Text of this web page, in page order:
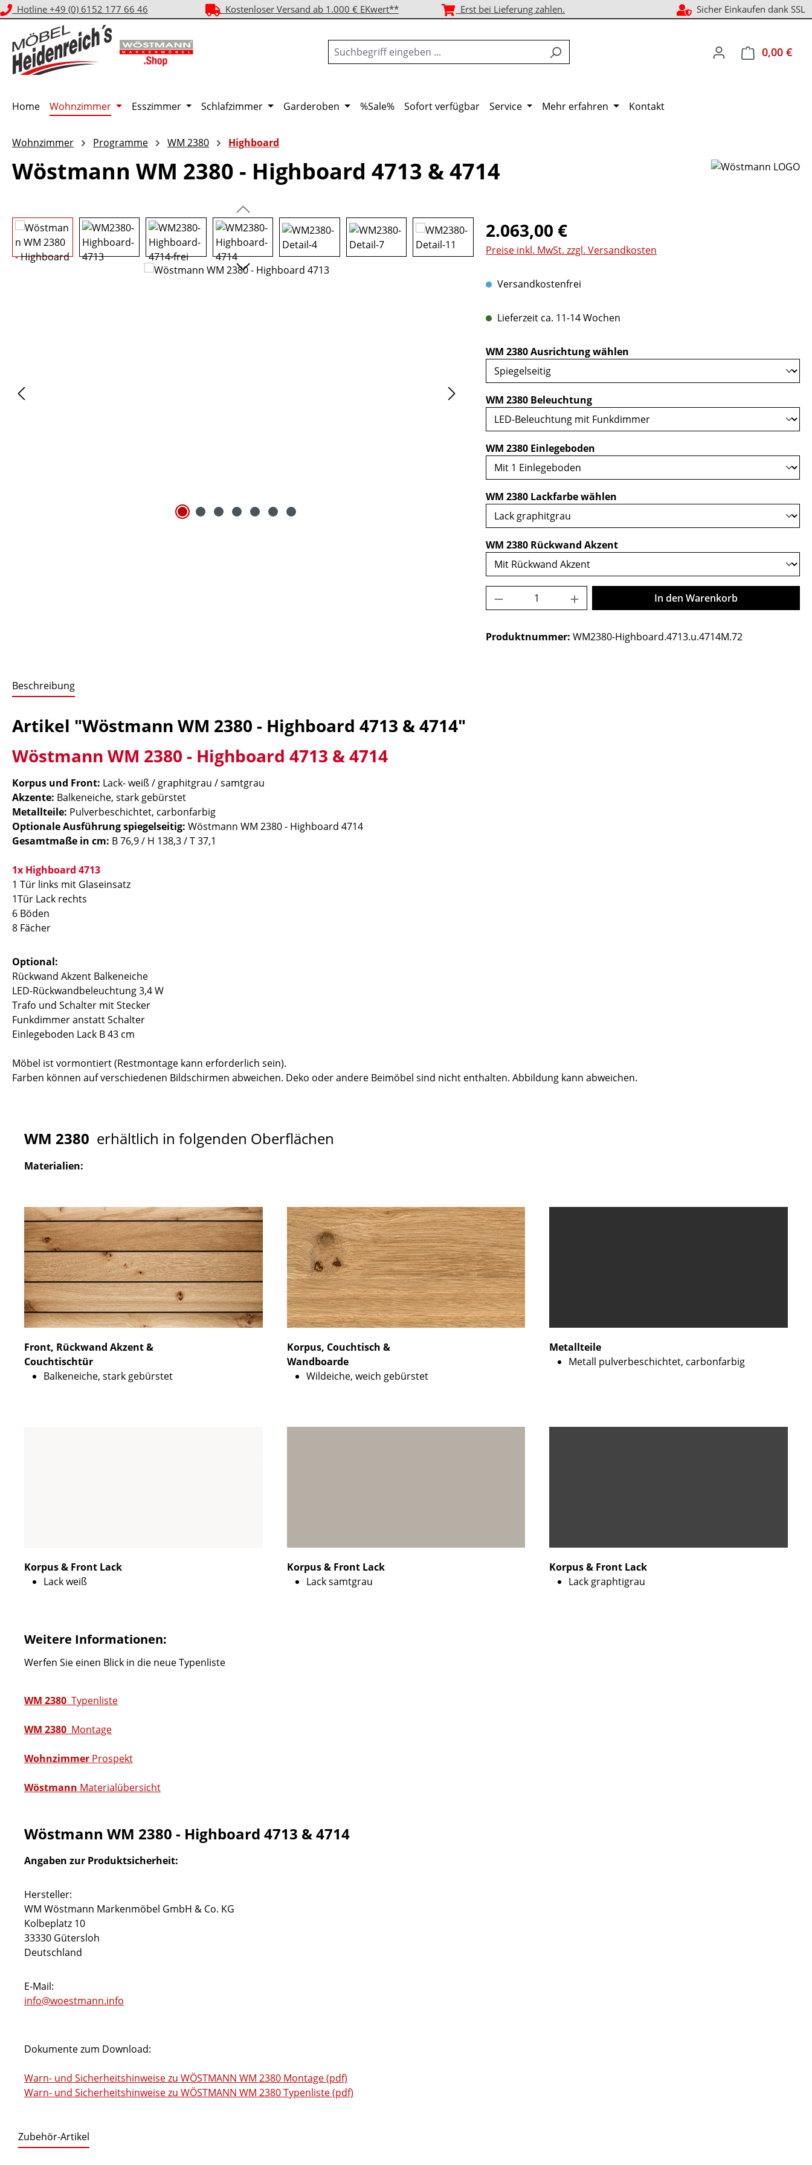
Hauptinhalt springen
Zur Suche springen
Zur Hauptnavigation springen
Hotline +49 (0) 6152 177 66 46 Kostenloser Versand ab 1.000 € EKwert** Erst bei Lieferung zahlen. Sicher Einkaufen dank SSL
0,00 €
Home Wohnzimmer Esszimmer Schlafzimmer Garderoben %Sale% Sofort verfügbar Service Mehr erfahren Kontakt
Wohnzimmer Programme WM 2380 Highboard
Wöstmann WM 2380 - Highboard 4713 & 4714
Bildergalerie überspringen Regulärer Preis:
2.063,00 €
Preise inkl. MwSt. zzgl. Versandkosten
Versandkostenfrei
Lieferzeit ca. 11-14 Wochen
WM 2380 Ausrichtung wählen
WM 2380 Beleuchtungauswählen
WM 2380 Einlegeboden
WM 2380 Lackfarbe wählen
WM 2380 Rückwand Akzentauswählen
Produkt Anzahl: Gib den gewünschten Wert
In den Warenkorb
Produktnummer: WM2380-Highboard.4713.u.4714M.72
Beschreibung
Artikel "Wöstmann WM 2380 - Highboard 4713 & 4714"
Wöstmann WM 2380 - Highboard 4713 & 4714
Korpus und Front: Lack- weiß / graphitgrau / samtgrau
Akzente: Balkeneiche, stark gebürstet
Metallteile: Pulverbeschichtet, carbonfarbig
Optionale Ausführung spiegelseitig: Wöstmann WM 2380 - Highboard 4714
Gesamtmaße in cm: B 76,9 / H 138,3 / T 37,1
1x Highboard 4713
1 Tür links mit Glaseinsatz
1Tür Lack rechts
6 Böden
8 Fächer
Optional:
Rückwand Akzent Balkeneiche
LED-Rückwandbeleuchtung 3,4 W
Trafo und Schalter mit Stecker
Funkdimmer anstatt Schalter
Einlegeboden Lack B 43 cm
Möbel ist vormontiert (Restmontage kann erforderlich sein).
Farben können auf verschiedenen Bildschirmen abweichen. Deko oder andere Beimöbel sind nicht enthalten. Abbildung kann abweichen.
WM 2380 erhältlich in folgenden Oberflächen
Materialien:
Front, Rückwand Akzent &
Couchtischtür
Balkeneiche, stark gebürstet
Korpus, Couchtisch &
Wandboarde
Wildeiche, weich gebürstet
Metallteile
Metall pulverbeschichtet, carbonfarbig
Korpus & Front Lack
Lack weiß
Korpus & Front Lack
Lack samtgrau
Korpus & Front Lack
Lack graphtigrau
Weitere Informationen:
Werfen Sie einen Blick in die neue Typenliste
WM 2380 Typenliste
WM 2380 Montage
Wohnzimmer Prospekt
Wöstmann Materialübersicht
Wöstmann WM 2380 - Highboard 4713 & 4714
Angaben zur Produktsicherheit:
Hersteller:
WM Wöstmann Markenmöbel GmbH & Co. KG
Kolbeplatz 10
33330 Gütersloh
Deutschland
E-Mail:
info@woestmann.info
Dokumente zum Download:
Warn- und Sicherheitshinweise zu WÖSTMANN WM 2380 Montage (pdf)
Warn- und Sicherheitshinweise zu WÖSTMANN WM 2380 Typenliste (pdf)
Zubehör-Artikel